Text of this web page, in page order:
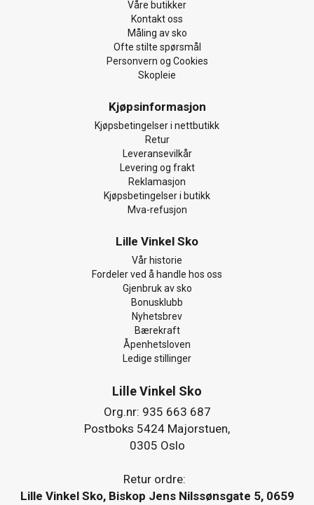
Våre butikker
Kontakt oss
Måling av sko
Ofte stilte spørsmål
Personvern og Cookies
Skopleie
Kjøpsinformasjon
Kjøpsbetingelser i nettbutikk
Retur
Leveransevilkår
Levering og frakt
Reklamasjon
Kjøpsbetingelser i butikk
Mva-refusjon
Lille Vinkel Sko
Vår historie
Fordeler ved å handle hos oss
Gjenbruk av sko
Bonusklubb
Nyhetsbrev
Bærekraft
Åpenhetsloven
Ledige stillinger
Lille Vinkel Sko
Org.nr: 935 663 687
Postboks 5424 Majorstuen,
0305 Oslo
Retur ordre:
Lille Vinkel Sko, Biskop Jens Nilssønsgate 5, 0659